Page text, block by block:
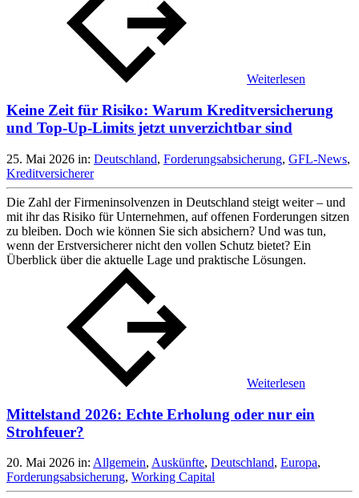
Weiterlesen
Keine Zeit für Risiko: Warum Kreditversicherung
und Top-Up-Limits jetzt unverzichtbar sind
25. Mai 2026 in: Deutschland, Forderungsabsicherung, GFL-News,
Kreditversicherer
Die Zahl der Firmeninsolvenzen in Deutschland steigt weiter – und
mit ihr das Risiko für Unternehmen, auf offenen Forderungen sitzen
zu bleiben. Doch wie können Sie sich absichern? Und was tun,
wenn der Erstversicherer nicht den vollen Schutz bietet? Ein
Überblick über die aktuelle Lage und praktische Lösungen.
Weiterlesen
Mittelstand 2026: Echte Erholung oder nur ein
Strohfeuer?
20. Mai 2026 in: Allgemein, Auskünfte, Deutschland, Europa,
Forderungsabsicherung, Working Capital